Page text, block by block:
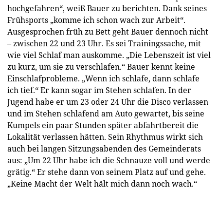
hochgefahren“, weiß Bauer zu berichten. Dank seines
Frühsports „komme ich schon wach zur Arbeit“.
Ausgesprochen früh zu Bett geht Bauer dennoch nicht
– zwischen 22 und 23 Uhr. Es sei Trainingssache, mit
wie viel Schlaf man auskomme. „Die Lebenszeit ist viel
zu kurz, um sie zu verschlafen.“ Bauer kennt keine
Einschlafprobleme. „Wenn ich schlafe, dann schlafe
ich tief.“ Er kann sogar im Stehen schlafen. In der
Jugend habe er um 23 oder 24 Uhr die Disco verlassen
und im Stehen schlafend am Auto gewartet, bis seine
Kumpels ein paar Stunden später abfahrtbereit die
Lokalität verlassen hätten. Sein Rhythmus wirkt sich
auch bei langen Sitzungsabenden des Gemeinderats
aus: „Um 22 Uhr habe ich die Schnauze voll und werde
grätig.“ Er stehe dann von seinem Platz auf und gehe.
„Keine Macht der Welt hält mich dann noch wach.“